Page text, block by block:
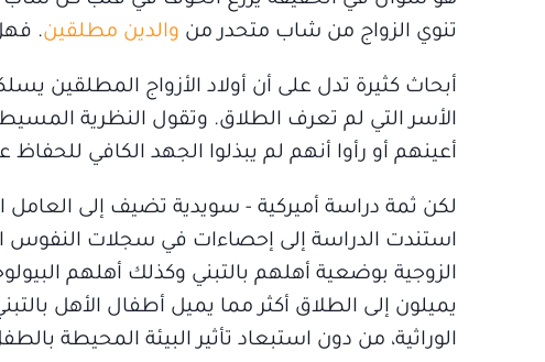
تنوي الزواج من شاب متحدر من والدين مطلقين.
أبحاث كثيرة تدل على أن أولاد الأزواج المطلقين
الأسر التي لم تعرف الطلاق. وتقول النظرية
أعينهم أو رأوا أنهم لم يبذلوا الجهد الكافي للحفاظ
لكن ثمة دراسة أميركية - سويدية تضيف إلى العامل
استندت الدراسة إلى إحصاءات في سجلات
الزوجية بوضعية أهلهم بالتبني وكذلك أهلهم
يميلون إلى الطلاق أكثر مما يميل أطفال الأهل
الوراثية، من دون استبعاد تأثير البيئة المحيطة